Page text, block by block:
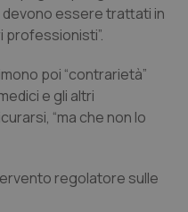
Trento
Ulcerosa
neurodegenerative
essere trattati in
professionisti”.
poi “contrarietà”
e gli altri
“ma che non lo
regolatore sulle